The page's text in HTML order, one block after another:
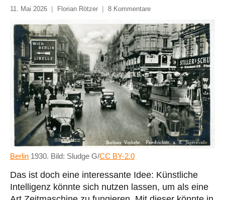
11. Mai 2026 Florian Rötzer 8 Kommentare
Berlin 1930. Bild: Sludge G/CC BY-2.0
Das ist doch eine interessante Idee: Künstliche
Intelligenz könnte sich nutzen lassen, um als eine